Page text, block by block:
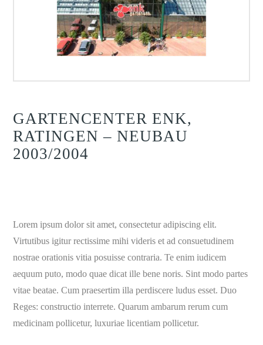
GARTENCENTER ENK,
RATINGEN – NEUBAU
2003/2004
Lorem ipsum dolor sit amet, consectetur adipiscing elit.
Virtutibus igitur rectissime mihi videris et ad consuetudinem
nostrae orationis vitia posuisse contraria. Te enim iudicem
aequum puto, modo quae dicat ille bene noris. Sint modo partes
vitae beatae. Cum praesertim illa perdiscere ludus esset. Duo
Reges: constructio interrete. Quarum ambarum rerum cum
medicinam pollicetur, luxuriae licentiam pollicetur.